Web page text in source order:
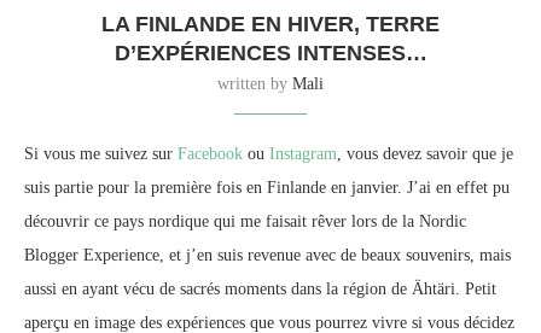
LA FINLANDE EN HIVER, TERRE
D’EXPÉRIENCES INTENSES…
written by Mali
Si vous me suivez sur Facebook ou Instagram , vous devez savoir que je
suis partie pour la première fois en Finlande en janvier. J’ai en effet pu
découvrir ce pays nordique qui me faisait rêver lors de la Nordic
Blogger Experience, et j’en suis revenue avec de beaux souvenirs, mais
aussi en ayant vécu de sacrés moments dans la région de Ähtäri. Petit
aperçu en image des expériences que vous pourrez vivre si vous décidez